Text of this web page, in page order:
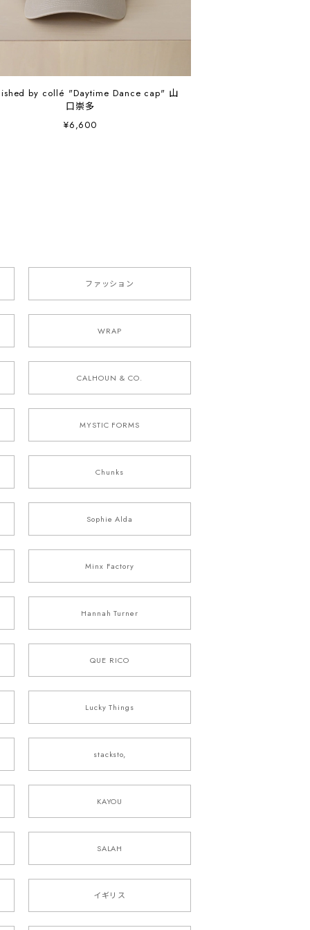
by collé "Daytime Dance cap" 山
口崇多
¥6,600
ファッション
WRAP
CALHOUN & CO.
MYSTIC FORMS
Chunks
Sophie Alda
Minx Factory
Hannah Turner
QUE RICO
Lucky Things
stacksto,
KAYOU
SALAH
イギリス